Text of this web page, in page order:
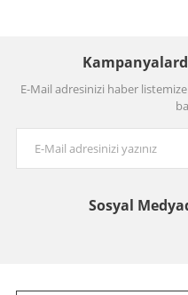
E-Mail adresinizi haber
Sosyal